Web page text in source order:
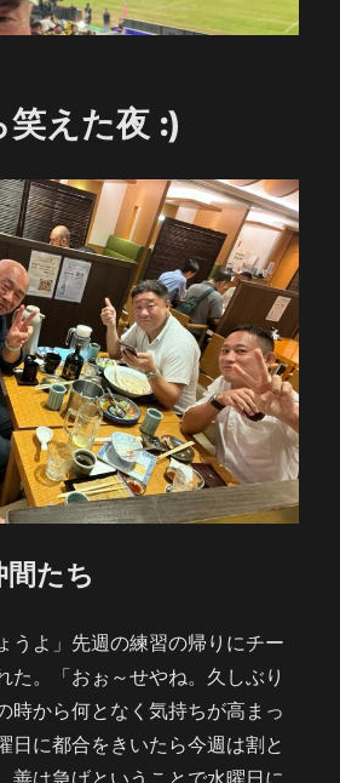
笑えた夜 :)
たち
うよ」先週の練習の帰りにチー
た。「おぉ～せやね。久しぶり
時から何となく気持ちが高まっ
日に都合をきいたら今週は割と